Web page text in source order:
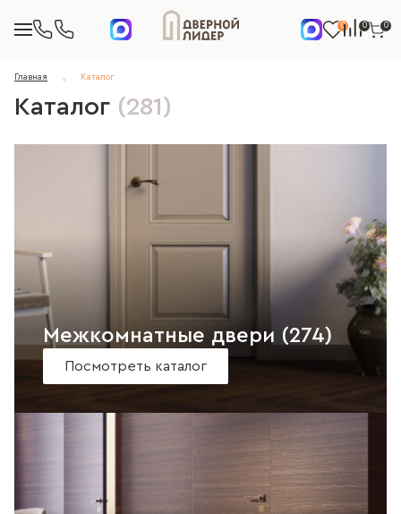
0 0 0
Главная Каталог
Каталог (281)
Межкомнатные двери (274)
Посмотреть каталог